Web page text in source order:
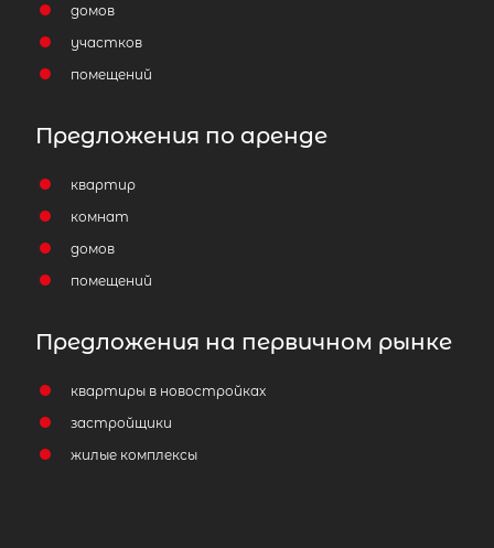
домов
участков
помещений
Предложения по аренде
квартир
комнат
домов
помещений
Предложения на первичном рынке
квартиры в новостройках
застройщики
жилые комплексы